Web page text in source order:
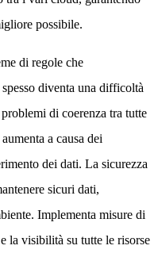
possibile.
di regole che
diventa una difficoltà
di coerenza tra tutte
aumenta a causa dei
dei dati. La sicurezza
sicuri dati,
Implementa misure di
la visibilità su tutte le risorse